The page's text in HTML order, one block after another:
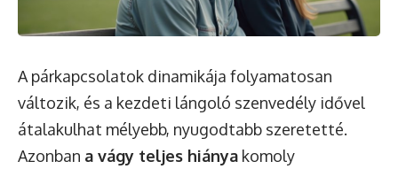
A párkapcsolatok dinamikája folyamatosan
változik, és a kezdeti lángoló szenvedély idővel
átalakulhat mélyebb, nyugodtabb szeretetté.
Azonban a vágy teljes hiánya komoly